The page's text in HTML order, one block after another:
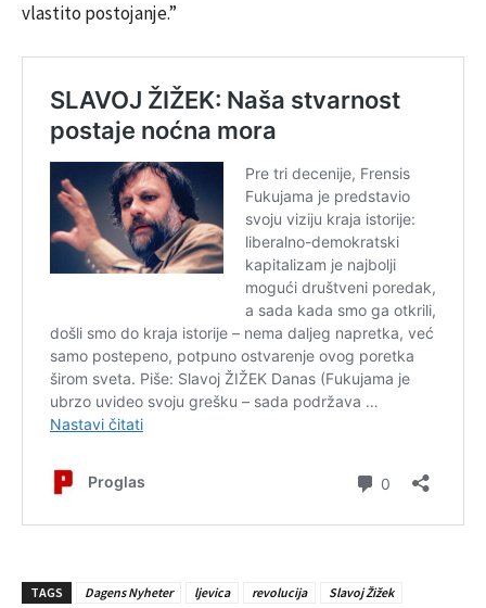
vlastito postojanje.”
TAGS Dagens Nyheter ljevica revolucija Slavoj Žižek